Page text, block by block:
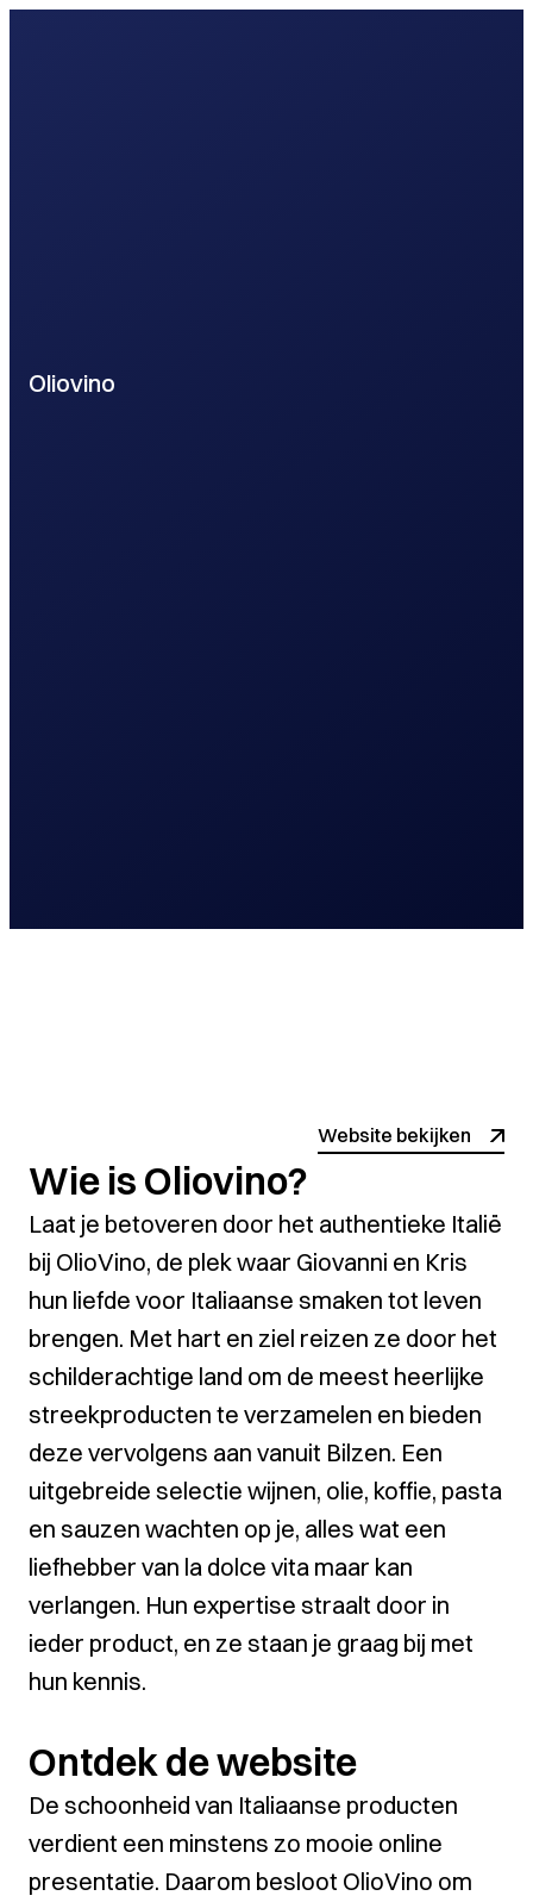
Oliovino
Website bekijken
Wie is Oliovino?
Laat je betoveren door het authentieke Italië
bij OlioVino, de plek waar Giovanni en Kris
hun liefde voor Italiaanse smaken tot leven
brengen. Met hart en ziel reizen ze door het
schilderachtige land om de meest heerlijke
streekproducten te verzamelen en bieden
deze vervolgens aan vanuit Bilzen. Een
uitgebreide selectie wijnen, olie, koffie, pasta
en sauzen wachten op je, alles wat een
liefhebber van la dolce vita maar kan
verlangen. Hun expertise straalt door in
ieder product, en ze staan je graag bij met
hun kennis.
Ontdek de website
De schoonheid van Italiaanse producten
verdient een minstens zo mooie online
presentatie. Daarom besloot OlioVino om